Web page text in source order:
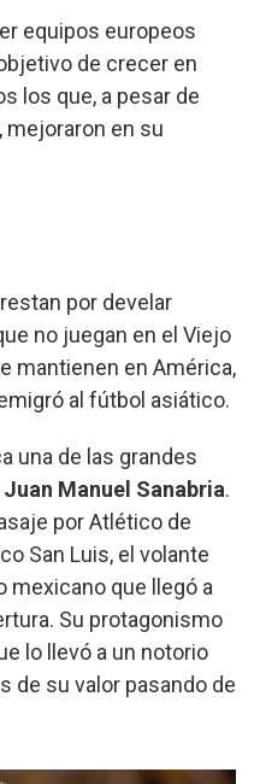
equipos europeos
de crecer en
los que, a pesar de
en su
por develar
no juegan en el Viejo
mantienen en América,
al fútbol asiático.
una de las grandes
Juan Manuel Sanabria.
por Atlético de
San Luis, el volante
mexicano que llegó a
Su protagonismo
lo llevó a un notorio
de su valor pasando de